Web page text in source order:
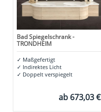
Bad Spiegelschrank -
TRONDHEIM
✓ Maßgefertigt
✓ Indirektes Licht
✓ Doppelt verspiegelt
ab 673,03 €